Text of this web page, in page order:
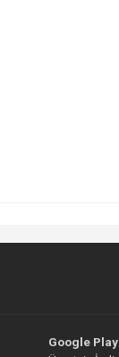
Google Play